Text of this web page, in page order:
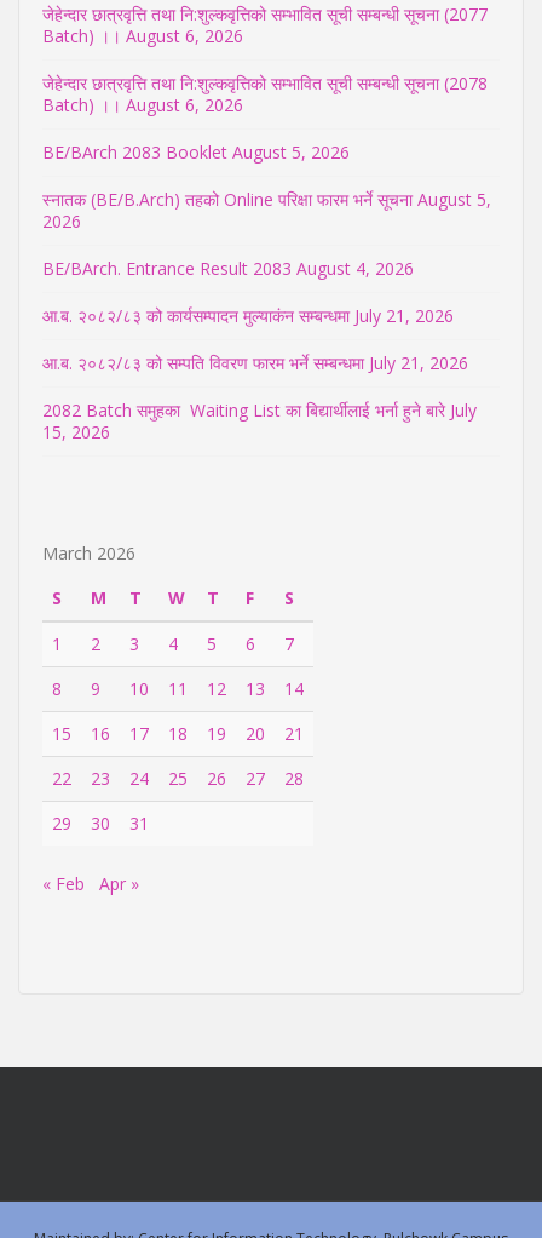
जेहेन्दार छात्रवृत्ति तथा नि:शुल्कवृत्तिको सम्भावित सूची सम्बन्धी सूचना (2077
Batch) ।। August 6, 2026
जेहेन्दार छात्रवृत्ति तथा नि:शुल्कवृत्तिको सम्भावित सूची सम्बन्धी सूचना (2078
Batch) ।। August 6, 2026
BE/BArch 2083 Booklet August 5, 2026
स्नातक (BE/B.Arch) तहको Online परिक्षा फारम भर्ने सूचना August 5,
2026
BE/BArch. Entrance Result 2083 August 4, 2026
आ.ब. २०८२/८३ को कार्यसम्पादन मुल्याकंन सम्बन्धमा July 21, 2026
आ.ब. २०८२/८३ को सम्पति विवरण फारम भर्ने सम्बन्धमा July 21, 2026
2082 Batch समुहका Waiting List का बिद्यार्थीलाई भर्ना हुने बारे July
15, 2026
March 2026
S
M T W T F
S
1
2 3 4 5 6
7
8
9 10 11 12 13
14
15
16 17 18 19 20
21
22
23 24 25 26 27
28
29
30 31
« Feb Apr »